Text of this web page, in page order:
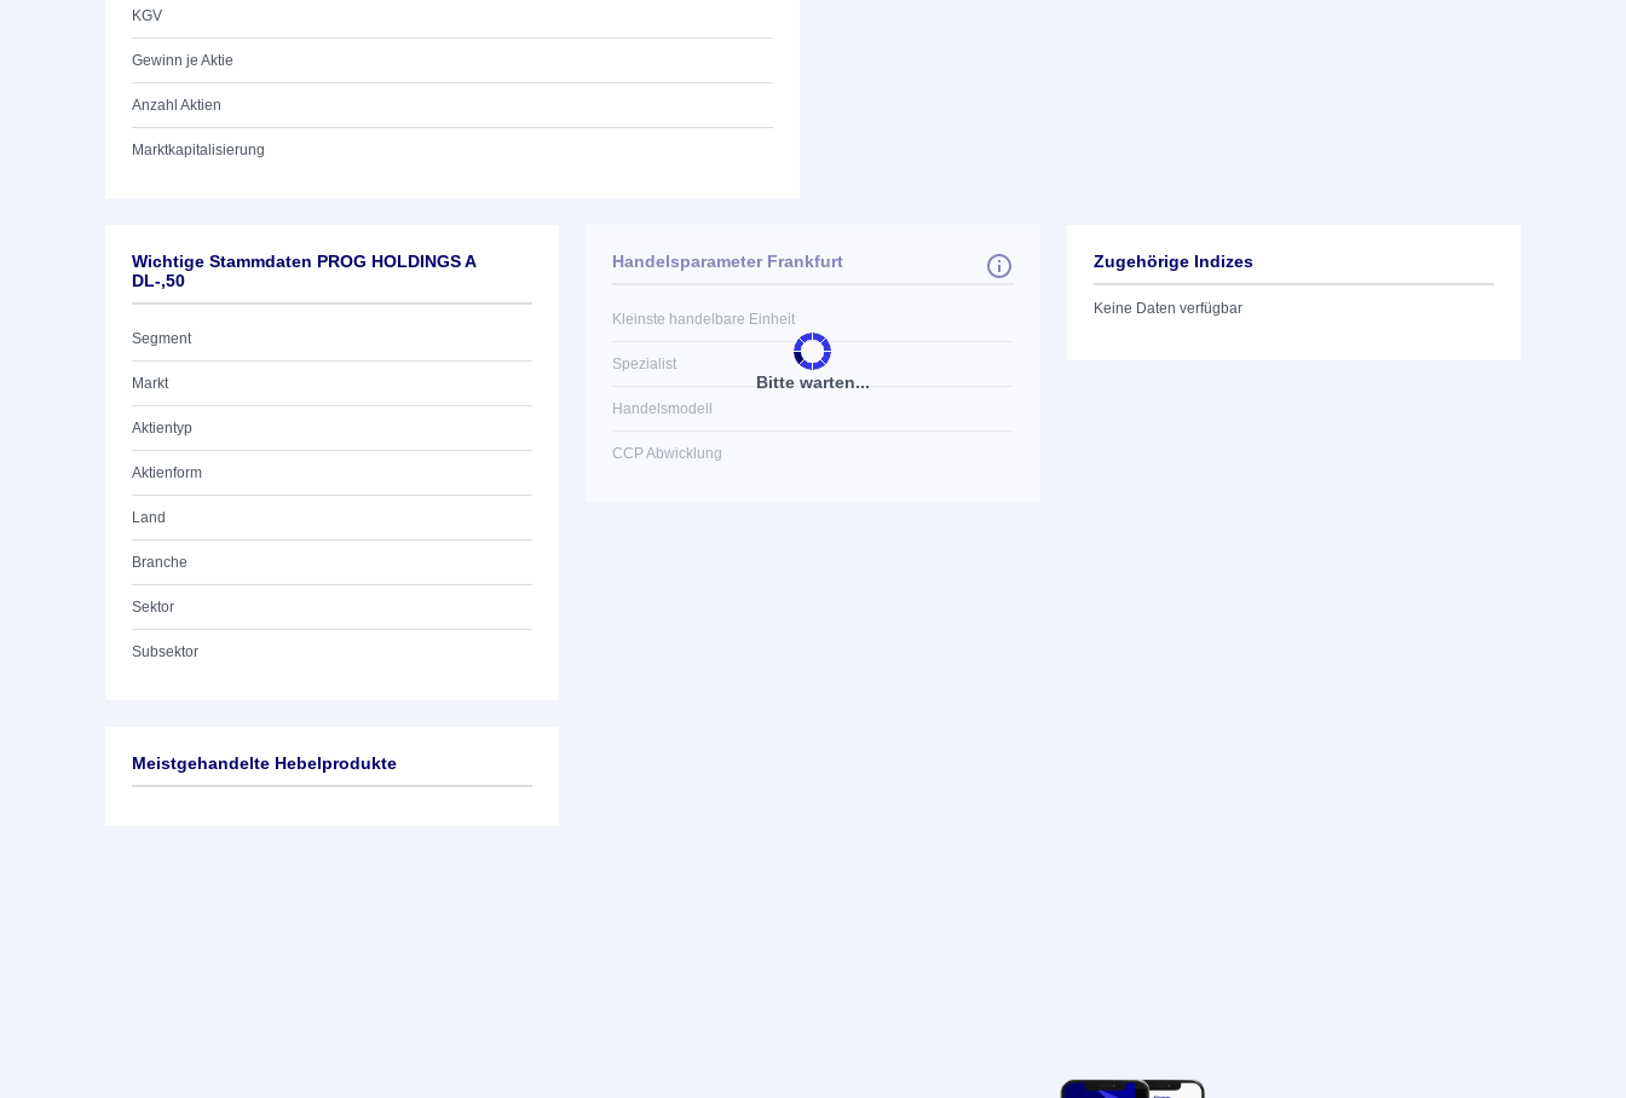
KGV
Gewinn je Aktie
Anzahl Aktien
Marktkapitalisierung
Wichtige Stammdaten PROG HOLDINGS A
DL-,50
Segment
Markt
Aktientyp
Aktienform
Land
Branche
Sektor
Subsektor
Bitte warten...
Handelsparameter Frankfurt
Kleinste handelbare Einheit
Spezialist
Handelsmodell
CCP Abwicklung
Zugehörige Indizes
Keine Daten verfügbar
Meistgehandelte Hebelprodukte